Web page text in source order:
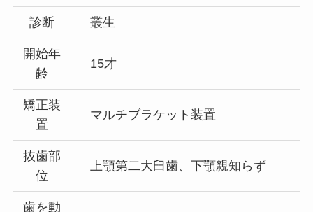
診断 叢生
開始年
齢
15才
矯正装
置
マルチブラケット装置
抜歯部
位
上顎第二大臼歯、下顎親知らず
歯を動